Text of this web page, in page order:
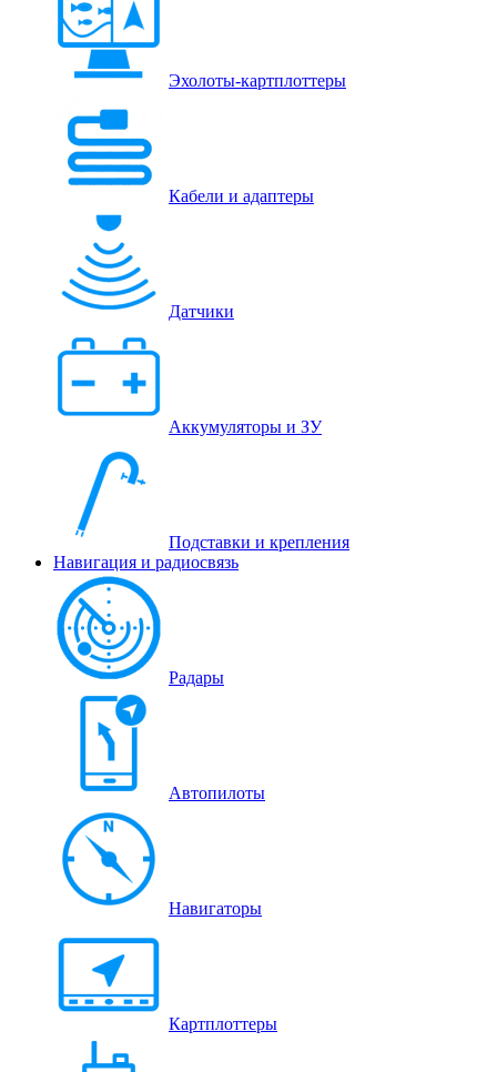
Эхолоты-картплоттеры
Кабели и адаптеры
Датчики
Аккумуляторы и ЗУ
Подставки и крепления
Навигация и радиосвязь
Радары
Автопилоты
Навигаторы
Картплоттеры